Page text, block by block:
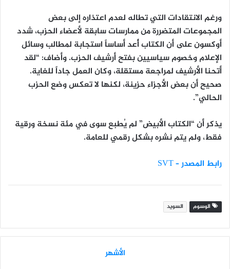
ورغم الانتقادات التي تطاله لعدم اعتذاره إلى بعض
المجموعات المتضررة من ممارسات سابقة لأعضاء الحزب، شدد
أوكسون على أن الكتاب أُعد أساساً استجابة لمطالب وسائل
الإعلام وخصوم سياسيين بفتح أرشيف الحزب. وأضاف: “لقد
أتحنا الأرشيف لمراجعة مستقلة، وكان العمل جاداً للغاية.
صحيح أن بعض الأجزاء حزينة، لكنها لا تعكس وضع الحزب
الحالي”.
يذكر أن “الكتاب الأبيض” لم يُطبع سوى في مئة نسخة ورقية
فقط، ولم يتم نشره بشكل رقمي للعامة.
رابط المصدر – SVT
الوسوم السويد
الأشهر